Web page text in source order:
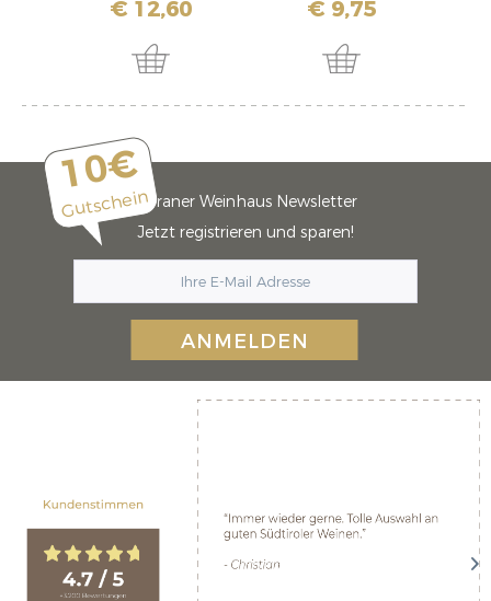
€ 12,60 € 9,75
10€
GutscheinMeraner Weinhaus Newsletter
Jetzt registrieren und sparen!
ANMELDEN